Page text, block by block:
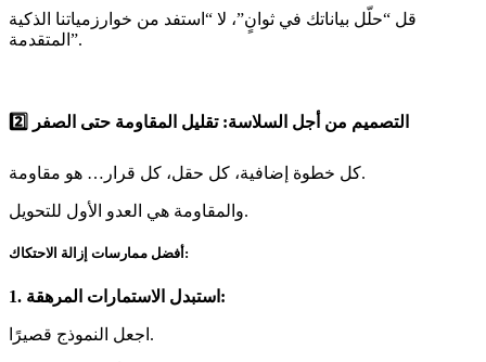
قل “حلّل بياناتك في ثوانٍ”، لا “استفد من خوارزمياتنا الذكية
المتقدمة”.
2️⃣ التصميم من أجل السلاسة: تقليل المقاومة حتى الصفر
كل خطوة إضافية، كل حقل، كل قرار… هو مقاومة.
والمقاومة هي العدو الأول للتحويل.
أفضل ممارسات إزالة الاحتكاك:
1. استبدل الاستمارات المرهقة:
اجعل النموذج قصيرًا.